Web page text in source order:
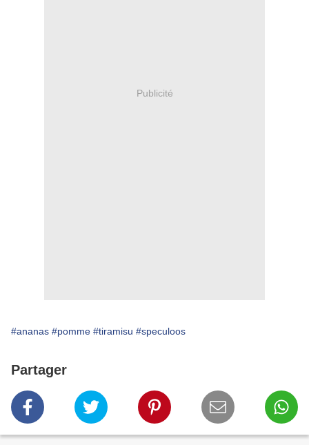
Publicité
#ananas #pomme #tiramisu #speculoos
Partager